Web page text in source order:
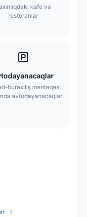
kafe və
restoranlar
buraxılış məntəqəsi
avtodayanacaqlar